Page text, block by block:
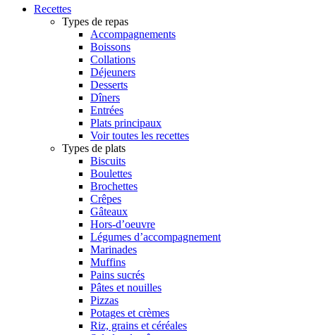
Recettes
Types de repas
Accompagnements
Boissons
Collations
Déjeuners
Desserts
Dîners
Entrées
Plats principaux
Voir toutes les recettes
Types de plats
Biscuits
Boulettes
Brochettes
Crêpes
Gâteaux
Hors-d’oeuvre
Légumes d’accompagnement
Marinades
Muffins
Pains sucrés
Pâtes et nouilles
Pizzas
Potages et crèmes
Riz, grains et céréales